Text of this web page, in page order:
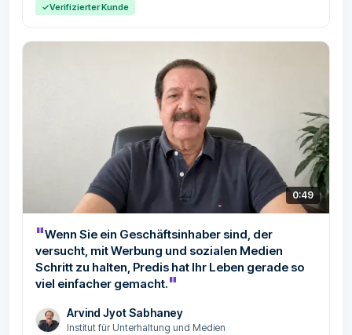
✓Verifizierter Kunde
0:49
"Wenn Sie ein Geschäftsinhaber sind, der
versucht, mit Werbung und sozialen Medien
Schritt zu halten, Predis hat Ihr Leben gerade so
viel einfacher gemacht."
Arvind Jyot Sabhaney
Institut für Unterhaltung und Medien